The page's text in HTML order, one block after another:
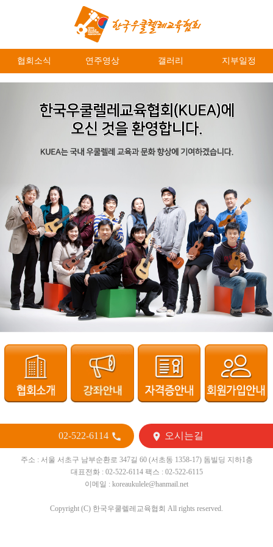
협회소식 연주영상 갤러리 지부일정
02-522-6114   오시는길
주소 : 서울 서초구 남부순환로 347길 60 (서초동 1358-17) 돔빌딩 지하1층
대표전화 : 02-522-6114 팩스 : 02-522-6115
이메일 : koreaukulele@hanmail.net
Copyright (C) 한국우쿨렐레교육협회 All rights reserved.